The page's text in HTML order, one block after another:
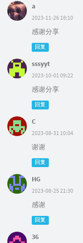
a
2023-11-26 18:10
感谢分享
回复
sssyyt
2023-10-01 09:22
感谢分享
回复
C
2023-08-31 10:04
谢谢
回复
HG
2023-08-25 21:30
感谢
回复
36